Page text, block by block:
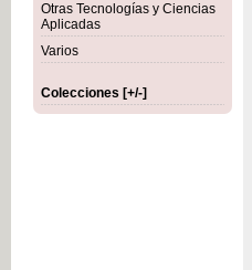
Otras Tecnologías y Ciencias
Aplicadas
Varios
Colecciones [+/-]